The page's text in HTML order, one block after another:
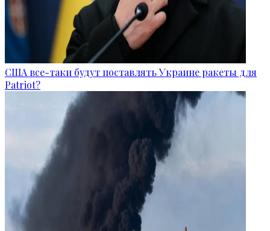
США все-таки будут поставлять Украине ракеты для
Patriot?